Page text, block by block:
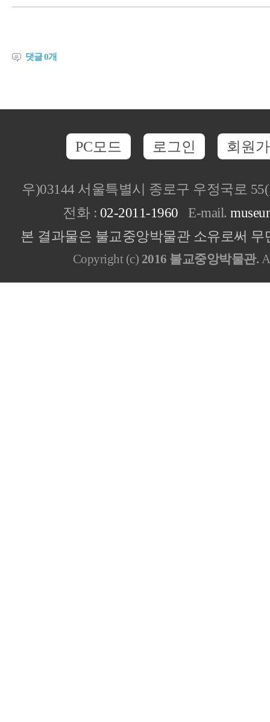
댓글0개
PC모드 로그인 회원
우)03144 서울특별시 종로구 우정국로
전화 : 02-2011-1960 E-mail.
본 결과물은 불교중앙박물관 소유로써
Copyright (c) 2016 불교중앙박물관.